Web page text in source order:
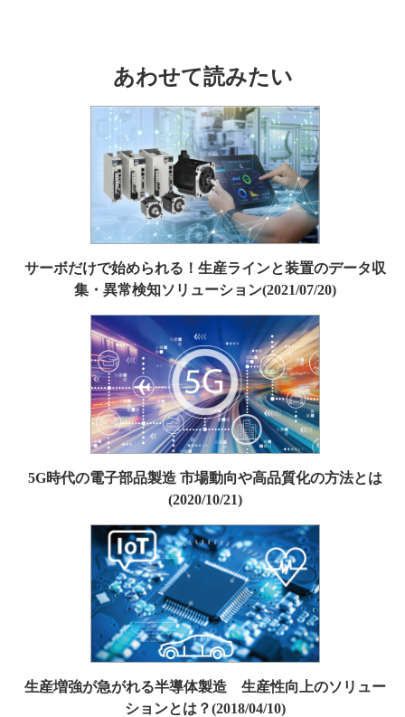
あわせて読みたい
サーボだけで始められる！生産ラインと装置のデータ収
集・異常検知ソリューション(2021/07/20)
5G時代の電子部品製造 市場動向や高品質化の方法とは
(2020/10/21)
生産増強が急がれる半導体製造 生産性向上のソリュー
ションとは？(2018/04/10)